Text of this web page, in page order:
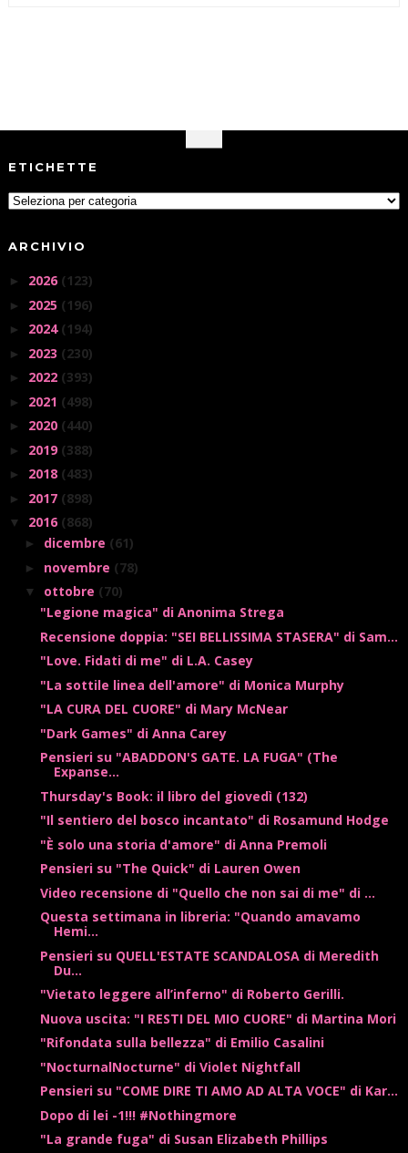
ETICHETTE
ARCHIVIO
► 2026 (123)
► 2025 (196)
► 2024 (194)
► 2023 (230)
► 2022 (393)
► 2021 (498)
► 2020 (440)
► 2019 (388)
► 2018 (483)
► 2017 (898)
▼ 2016 (868)
► dicembre (61)
► novembre (78)
▼ ottobre (70)
"Legione magica" di Anonima Strega
Recensione doppia: "SEI BELLISSIMA STASERA" di Sam...
"Love. Fidati di me" di L.A. Casey
"La sottile linea dell'amore" di Monica Murphy
"LA CURA DEL CUORE" di Mary McNear
"Dark Games" di Anna Carey
Pensieri su "ABADDON'S GATE. LA FUGA" (The
Expanse...
Thursday's Book: il libro del giovedì (132)
"Il sentiero del bosco incantato" di Rosamund Hodge
"È solo una storia d'amore" di Anna Premoli
Pensieri su "The Quick" di Lauren Owen
Video recensione di "Quello che non sai di me" di ...
Questa settimana in libreria: "Quando amavamo
Hemi...
Pensieri su QUELL'ESTATE SCANDALOSA di Meredith
Du...
"Vietato leggere all’inferno" di Roberto Gerilli.
Nuova uscita: "I RESTI DEL MIO CUORE" di Martina Mori
"Rifondata sulla bellezza" di Emilio Casalini
"NocturnalNocturne" di Violet Nightfall
Pensieri su "COME DIRE TI AMO AD ALTA VOCE" di Kar...
Dopo di lei -1!!! #Nothingmore
"La grande fuga" di Susan Elizabeth Phillips